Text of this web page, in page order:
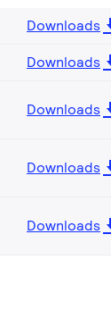
Downloads
Downloads
Downloads
Downloads
Downloads